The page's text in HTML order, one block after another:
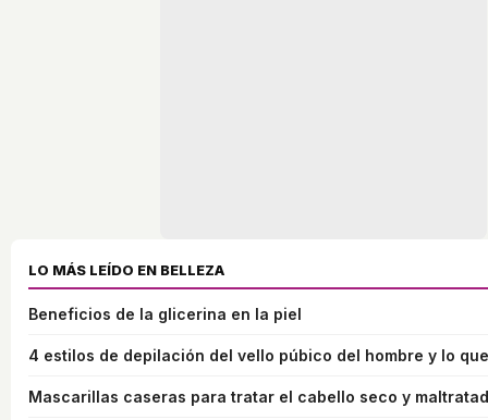
LO MÁS LEÍDO EN BELLEZA
Beneficios de la glicerina en la piel
4 estilos de depilación del vello púbico del hombre y lo
Mascarillas caseras para tratar el cabello seco y